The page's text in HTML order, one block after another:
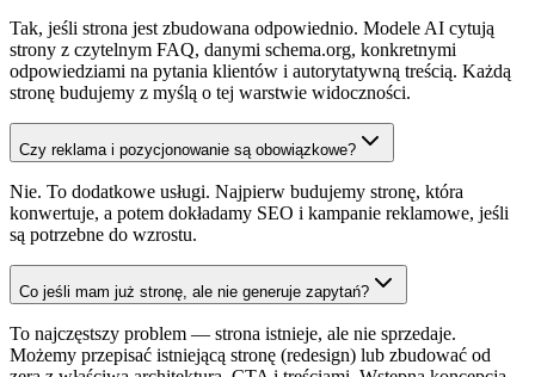
Tak, jeśli strona jest zbudowana odpowiednio. Modele AI cytują
strony z czytelnym FAQ, danymi schema.org, konkretnymi
odpowiedziami na pytania klientów i autorytatywną treścią. Każdą
stronę budujemy z myślą o tej warstwie widoczności.
Czy reklama i pozycjonowanie są obowiązkowe?
Nie. To dodatkowe usługi. Najpierw budujemy stronę, która
konwertuje, a potem dokładamy SEO i kampanie reklamowe, jeśli
są potrzebne do wzrostu.
Co jeśli mam już stronę, ale nie generuje zapytań?
To najczęstszy problem — strona istnieje, ale nie sprzedaje.
Możemy przepisać istniejącą stronę (redesign) lub zbudować od